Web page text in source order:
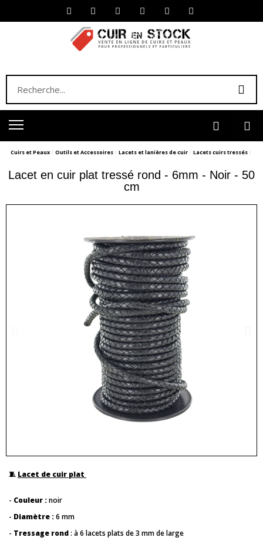
Cuirs et Peaux Outils et Accessoires Lacets et lanières de cuir Lacets cuirs tressés
Lacet en cuir plat tressé rond - 6mm - Noir - 50
cm
🧵 Lacet de cuir plat
- Couleur :noir
- Diamètre :6 mm
- Tressage rond: à 6 lacets plats de 3 mm de large